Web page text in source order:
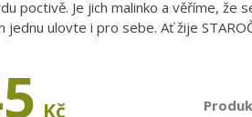
poctivě. Je jich malinko a věříme, že
jednu ulovte i pro sebe. Ať žije
Kč